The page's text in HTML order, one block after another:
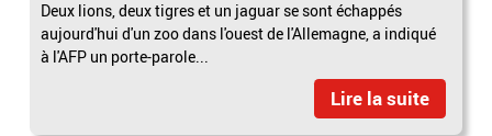
Deux lions, deux tigres et un jaguar se sont échappés
aujourd'hui d'un zoo dans l'ouest de l'Allemagne, a indiqué
à l'AFP un porte-parole...
Lire la suite